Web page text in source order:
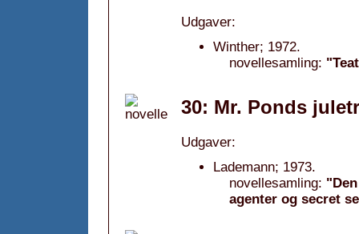
Udgaver:
Winther; 1972.
novellesamling:
30: Mr. Ponds
Udgaver:
Lademann; 1973.
novellesamling:
agenter og secret